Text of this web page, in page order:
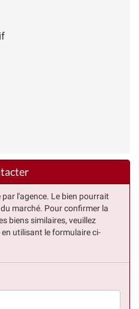
l'agence. Le bien pourrait
marché. Pour confirmer la
biens similaires, veuillez
utilisant le formulaire ci-